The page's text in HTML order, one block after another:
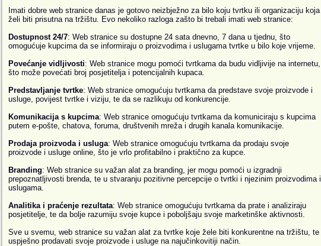
Imati dobre web stranice danas je gotovo neizbježno za bilo koju tvrtku ili organizaciju koja
želi biti prisutna na tržištu. Evo nekoliko razloga zašto bi trebali imati web stranice:
Dostupnost 24/7: Web stranice su dostupne 24 sata dnevno, 7 dana u tjednu, što
omogućuje kupcima da se informiraju o proizvodima i uslugama tvrtke u bilo koje vrijeme.
Povećanje vidljivosti: Web stranice mogu pomoći tvrtkama da budu vidljivije na internetu,
što može povećati broj posjetitelja i potencijalnih kupaca.
Predstavljanje tvrtke: Web stranice omogućuju tvrtkama da predstave svoje proizvode i
usluge, povijest tvrtke i viziju, te da se razlikuju od konkurencije.
Komunikacija s kupcima: Web stranice omogućuju tvrtkama da komuniciraju s kupcima
putem e-pošte, chatova, foruma, društvenih mreža i drugih kanala komunikacije.
Prodaja proizvoda i usluga: Web stranice omogućuju tvrtkama da prodaju svoje
proizvode i usluge online, što je vrlo profitabilno i praktično za kupce.
Branding: Web stranice su važan alat za branding, jer mogu pomoći u izgradnji
prepoznatljivosti brenda, te u stvaranju pozitivne percepcije o tvrtki i njezinim proizvodima i
uslugama.
Analitika i praćenje rezultata: Web stranice omogućuju tvrtkama da prate i analiziraju
posjetitelje, te da bolje razumiju svoje kupce i poboljšaju svoje marketinške aktivnosti.
Sve u svemu, web stranice su važan alat za tvrtke koje žele biti konkurentne na tržištu, te
uspješno prodavati svoje proizvode i usluge na najučinkovitiji način.